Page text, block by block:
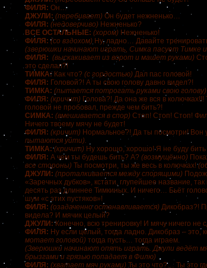
ФИЛЯ: Он…
ДЖУЛИ: (перебивает) Он будет нежненько…
ФИЛЯ: (недоверчиво)Нежненько?
ВСЕ ОСТАЛЬНЫЕ: (хором) Нежненько!
ФИЛЯ: (со вздохом) Ну, ладно… Давайте
(зверюшки начинают играть, Симка пасует Тимке
ФИЛЯ: (выскакивает из ворот и машет руками)
это сделал?!
ТИМКА: Как что? (с гордостью) Дал пас головой!
ФИЛЯ: Головой?! А ты свою голову давно видел?!
ТИМКА: (пытается потрогать руками свою голову)
ФИЛЯ: (кричит) Голова?! Да она же вся в
головой не пробовал, прежде чем бить?!
СИМКА: (вмешивается в спор) Стоп! Стоп! Стоп!
Ничего твоему мячу не будет!
ФИЛЯ: (кричит) Нормальное?! Да ты посмотри! Вон
пытаются уйти).
ТИМКА:(кричит) Ну хорошо, хорошо! Я не буду
ФИЛЯ: А чем ты будешь бить? А? (возмущённо)
все стороны) Ты посмотри, ты же весь в колючках!
ДЖУЛИ: (проталкивается между спорящими)
«Заречных дубков», кстати, глупейшее название,
десять раз длиннее Тимкиных. И ничего… Бьёт
шум «с этих пустяков»!
ФИЛЯ: (озадаченно останавливается) Дикобраз?!
видела? И мячик целый?
ДЖУЛИ:Конечно, всю тренировку! И мячу ничего
ФИЛЯ: Ну если целый, тогда ладно. Дикобраз –
мотает головой) тогда пусть… тогда играем.
(Зверюшки начинают опять играть. Джули ведёт
брызгами и грязью попадает в Филю)
ФИЛЯ: (хватает мяч руками) Ты это что?… Ты это